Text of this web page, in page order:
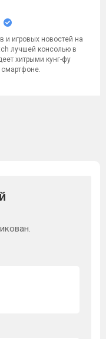
и игровых новостей на
лучшей консолью в
хитрыми кунг-фу
смартфоне.